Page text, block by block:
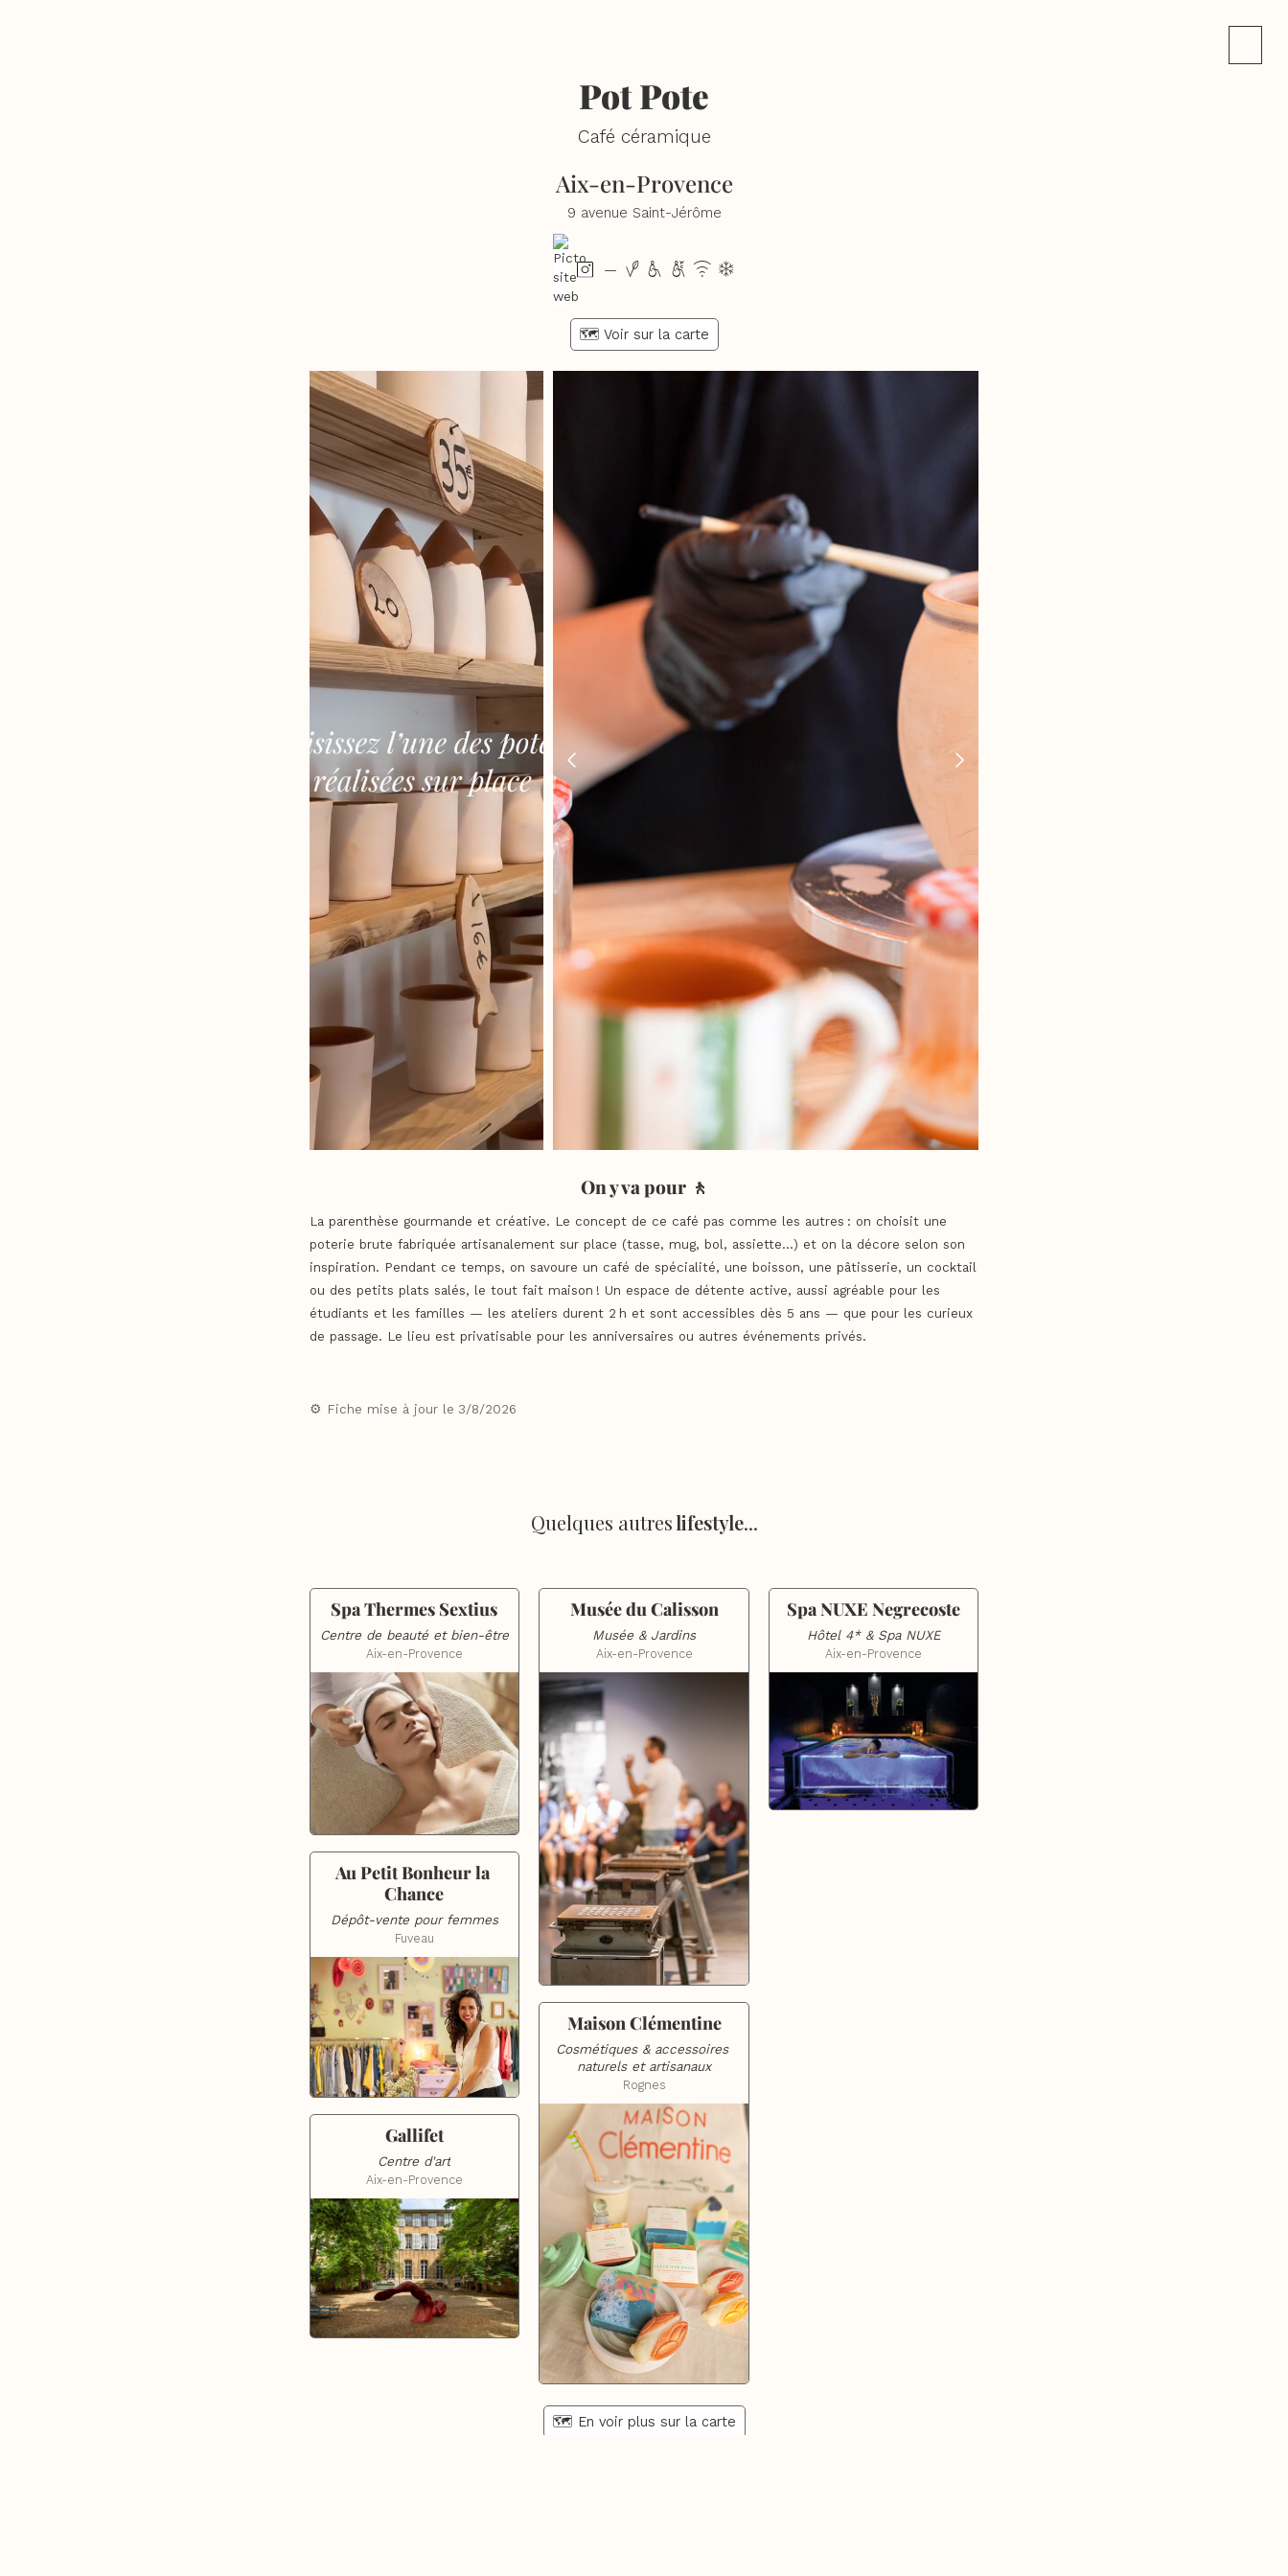
Pot Pote
Café céramique
Aix-en-Provence
9 avenue Saint-Jérôme
— vhwxd
🗺️ Voir sur la carte
On y va pour 🚶
La parenthèse gourmande et créative. Le concept de ce café pas comme les autres : on choisit une
poterie brute fabriquée artisanalement sur place (tasse, mug, bol, assiette…) et on la décore selon son
inspiration. Pendant ce temps, on savoure un café de spécialité, une boisson, une pâtisserie, un cocktail
ou des petits plats salés, le tout fait maison ! Un espace de détente active, aussi agréable pour les
étudiants et les familles — les ateliers durent 2 h et sont accessibles dès 5 ans — que pour les curieux
de passage. Le lieu est privatisable pour les anniversaires ou autres événements privés.
⚙️ Fiche mise à jour le 3/8/2026
Quelques autreslifestyle...
Spa Thermes Sextius
Centre de beauté et bien-être
Aix-en-Provence
Au Petit Bonheur la
Chance
Dépôt-vente pour femmes
Fuveau
Gallifet
Centre d'art
Aix-en-Provence
Musée du Calisson
Musée & Jardins
Aix-en-Provence
Maison Clémentine
Cosmétiques & accessoires
naturels et artisanaux
Rognes
Spa NUXE Negrecoste
Hôtel 4* & Spa NUXE
Aix-en-Provence
🗺️ En voir plus sur la carte